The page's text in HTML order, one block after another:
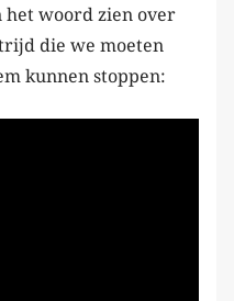
het woord zien over
die we moeten
kunnen stoppen: